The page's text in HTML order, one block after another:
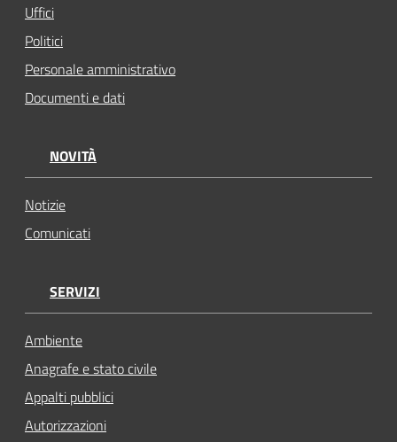
Uffici
Politici
Personale amministrativo
Documenti e dati
NOVITÀ
Notizie
Comunicati
SERVIZI
Ambiente
Anagrafe e stato civile
Appalti pubblici
Autorizzazioni